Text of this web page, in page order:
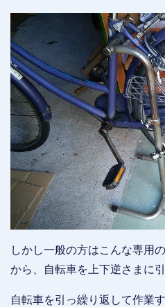
しかし一般の方はこんな専用
から、自転車を上下逆さまに
自転車を引っ繰り返して作業